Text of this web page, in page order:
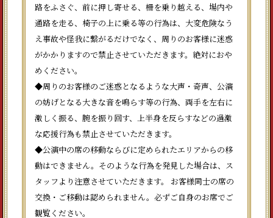
路をふさぐ、前に押し寄せる、柵を乗り越える、場内や
通路を走る、椅子の上に乗る等の行為は、大変危険なう
え事故や怪我に繋がるだけでなく、周りのお客様に迷惑
がかかりますので禁止させていただきます。絶対におや
めください。
◆周りのお客様のご迷惑となるような大声・奇声、公演
の妨げとなる大きな音を鳴らす等の行為、両手を左右に
激しく振る、腕を振り回す、上半身を反らすなどの過激
な応援行為も禁止させていただきます。
◆公演中の席の移動ならびに定められたエリアからの移
動はできません。そのような行為を発見した場合は、ス
タッフより注意させていただきます。 お客様同士の席の
交換・ご移動は認められません。必ずご自身のお席でご
観覧ください。